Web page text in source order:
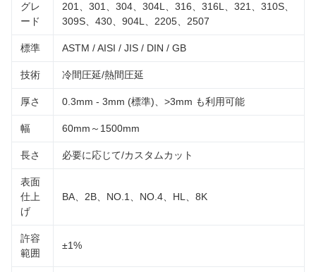
グレ
ード
201、301、304、304L、316、316L、321、310S、
309S、430、904L、2205、2507
標準 ASTM / AISI / JIS / DIN / GB
技術 冷間圧延/熱間圧延
厚さ 0.3mm - 3mm (標準)、>3mm も利用可能
幅 60mm～1500mm
長さ 必要に応じて/カスタムカット
表面
仕上
げ
BA、2B、NO.1、NO.4、HL、8K
許容
範囲
±1%